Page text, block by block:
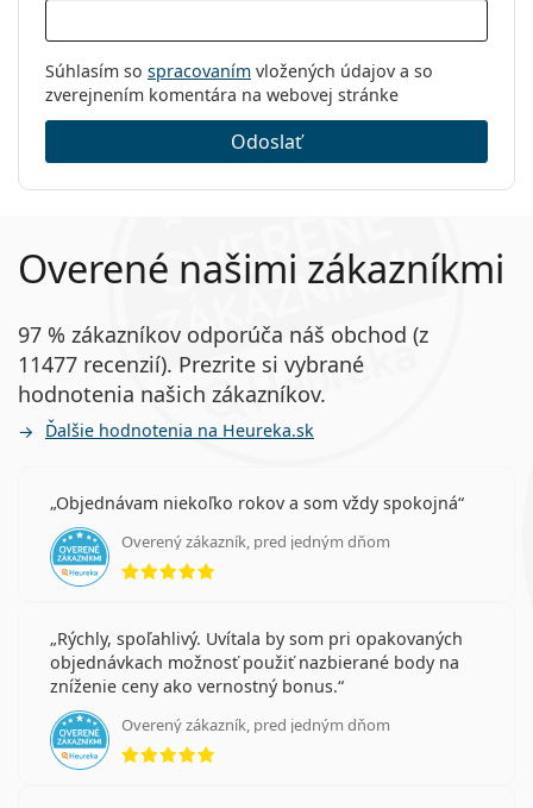
Súhlasím so spracovaním vložených údajov a so
zverejnením komentára na webovej stránke
Odoslať
Overené našimi zákazníkmi
97 % zákazníkov odporúča náš obchod (z
11477 recenzií). Prezrite si vybrané
hodnotenia našich zákazníkov.
Ďalšie hodnotenia na Heureka.sk
Objednávam niekoľko rokov a som vždy spokojná
Overený zákazník, pred jedným dňom
hodnotenie 5 z 5
Rýchly, spoľahlivý. Uvítala by som pri opakovaných
objednávkach možnosť použiť nazbierané body na
zníženie ceny ako vernostný bonus.
Overený zákazník, pred jedným dňom
hodnotenie 5 z 5